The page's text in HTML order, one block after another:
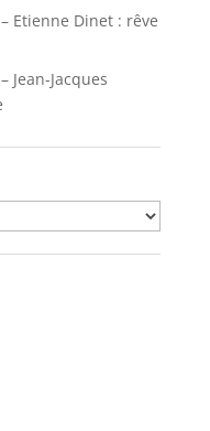
Etienne Dinet : rêve
Jean-Jacques